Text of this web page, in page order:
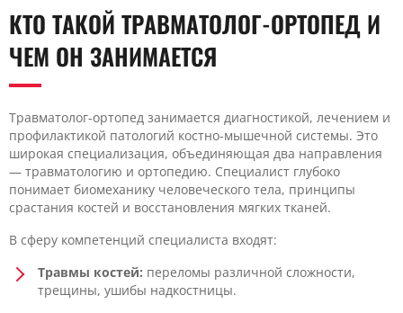
КТО ТАКОЙ ТРАВМАТОЛОГ-ОРТОПЕД И
ЧЕМ ОН ЗАНИМАЕТСЯ
Травматолог-ортопед занимается диагностикой, лечением и
профилактикой патологий костно-мышечной системы. Это
широкая специализация, объединяющая два направления
— травматологию и ортопедию. Специалист глубоко
понимает биомеханику человеческого тела, принципы
срастания костей и восстановления мягких тканей.
В сферу компетенций специалиста входят:
Травмы костей: переломы различной сложности,
трещины, ушибы надкостницы.